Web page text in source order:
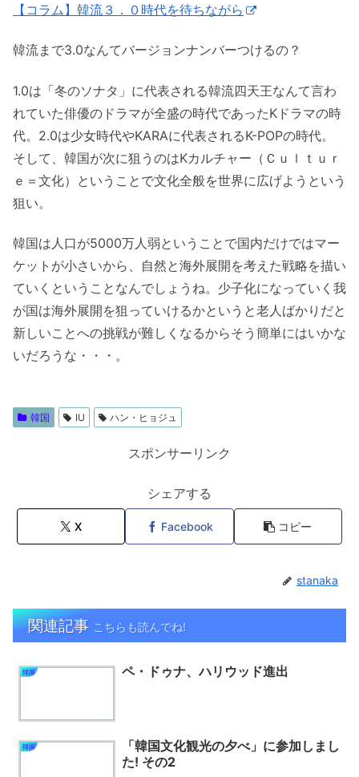
【コラム】韓流３．０時代を待ちながら
韓流まで3.0なんてバージョンナンバーつけるの？
1.0は「冬のソナタ」に代表される韓流四天王なんて言わ
れていた俳優のドラマが全盛の時代であったKドラマの時
代。2.0は少女時代やKARAに代表されるK-POPの時代。
そして、韓国が次に狙うのはKカルチャー（Ｃｕｌｔｕｒ
ｅ＝文化）ということで文化全般を世界に広げようという
狙い。
韓国は人口が5000万人弱ということで国内だけではマー
ケットが小さいから、自然と海外展開を考えた戦略を描い
ていくということなんでしょうね。少子化になっていく我
が国は海外展開を狙っていけるかというと老人ばかりだと
新しいことへの挑戦が難しくなるからそう簡単にはいかな
いだろうな・・・。
韓国 IU ハン・ヒョジュ
スポンサーリンク
シェアする
X Facebook コピー
stanaka
関連記事 こちらも読んでね!
韓国 ペ・ドゥナ、ハリウッド進出
韓国
「韓国文化観光の夕べ」に参加しまし
た! その2